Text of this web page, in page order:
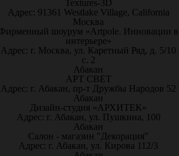
Textures-3D
Адрес: 91361 Westlake Village, California
Москва
шоурум «Artpole. Инновации в
интерьере»
Адрес: г. Москва, ул. Каретный Ряд, д. 5/10
с. 2
Абакан
АРТ СВЕТ
Адрес: г. Абакан, пр-т Дружбы Народов 52
Абакан
Дизайн-студия «АРХИТЕК»
Адрес: г. Абакан, ул. Пушкина, 100
Абакан
Салон - магазин "Декорация"
Адрес: г. Абакан, ул. Кирова 112/3